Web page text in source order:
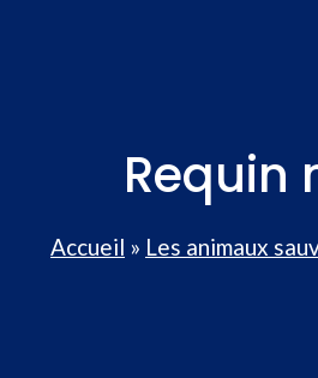
Requin
Accueil » Les animaux